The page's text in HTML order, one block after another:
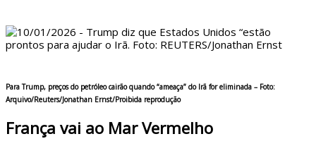
Para Trump, preços do petróleo cairão quando “ameaça” do Irã for eliminada – Foto:
Arquivo/Reuters/Jonathan Ernst/Proibida reprodução
França vai ao Mar Vermelho